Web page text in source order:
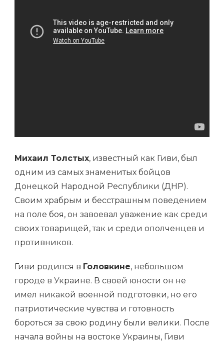
Михаил Толстых, известный как Гиви, был
одним из самых знаменитых бойцов
Донецкой Народной Республики (ДНР).
Своим храбрым и бесстрашным поведением
на поле боя, он завоевал уважение как среди
своих товарищей, так и среди ополченцев и
противников.
Гиви родился в Головкине, небольшом
городе в Украине. В своей юности он не
имел никакой военной подготовки, но его
патриотические чувства и готовность
бороться за свою родину были велики. После
начала войны на востоке Украины, Гиви